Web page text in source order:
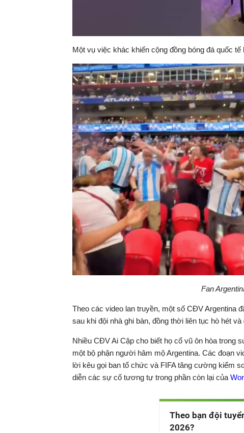
Một vụ việc khác khiến cộng đồng bóng đá quốc
Fan
Theo các video lan truyền, một số CĐV Argentina
sau khi đội nhà ghi bàn, đồng thời liên tục hò hét
Nhiều CĐV Ai Cập cho biết họ cổ vũ ôn hòa trong
một bộ phận người hâm mộ Argentina. Các đoạn
lời kêu gọi ban tổ chức và FIFA tăng cường kiểm
diễn các sự cố tương tự trong phần còn lại của
Theo bạn đội
2026?